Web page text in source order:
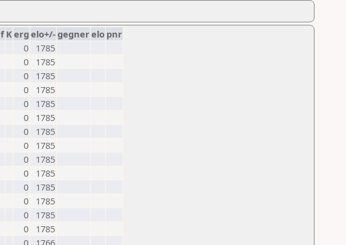
f Kerg elo+/-gegnerelo pnr
0
1785
0
1785
0
1785
0
1785
0
1785
0
1785
0
1785
0
1785
0
1785
0
1785
0
1785
0
1785
0
1785
0
1785
0
1766